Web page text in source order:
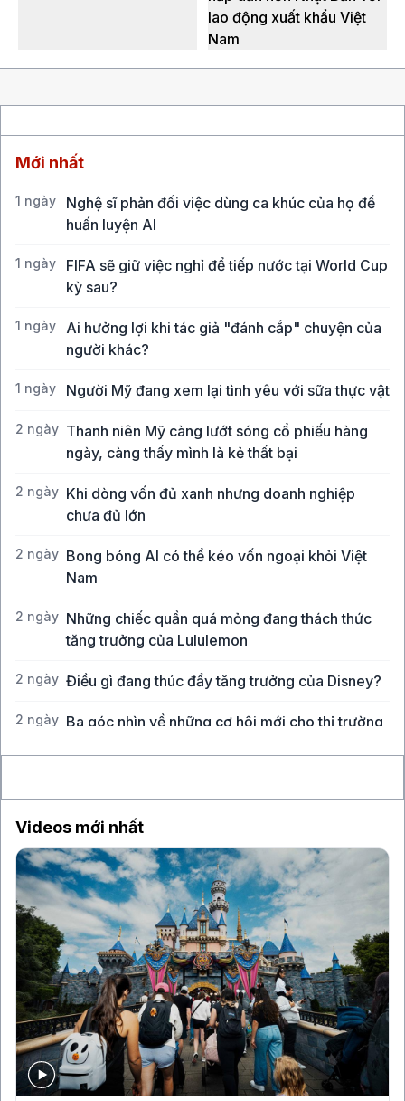
lao động xuất khẩu Việt
Nam
Mới nhất
1 ngày
Nghệ sĩ phản đối việc dùng ca khúc của họ để
huấn luyện AI
1 ngày
FIFA sẽ giữ việc nghỉ để tiếp nước tại World Cup
kỳ sau?
1 ngày
Ai hưởng lợi khi tác giả "đánh cắp" chuyện của
người khác?
1 ngày Người Mỹ đang xem lại tình yêu với sữa thực vật
2 ngày Thanh niên Mỹ càng lướt sóng cổ phiếu hàng
ngày, càng thấy mình là kẻ thất bại
2 ngày Khi dòng vốn đủ xanh nhưng doanh nghiệp
chưa đủ lớn
2 ngày Bong bóng AI có thể kéo vốn ngoại khỏi Việt
Nam
2 ngày Những chiếc quần quá mỏng đang thách thức
tăng trưởng của Lululemon
2 ngày Điều gì đang thúc đẩy tăng trưởng của Disney?
2 ngày Ba góc nhìn về những cơ hội mới cho thị trường
Videos mới nhất